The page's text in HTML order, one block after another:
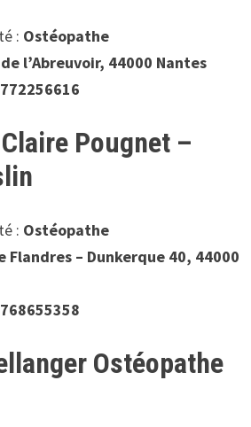
: Ostéopathe
l’Abreuvoir, 44000 Nantes
Pougnet –
: Ostéopathe
Flandres – Dunkerque 40, 44000
Ostéopathe